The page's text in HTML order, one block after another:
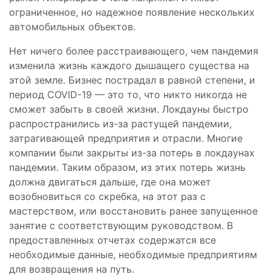
ограниченное, но надежное появление нескольких
автомобильных объектов.
Нет ничего более расстраивающего, чем пандемия
изменила жизнь каждого дышащего существа на
этой земле. Бизнес пострадал в равной степени, и
период COVID-19 — это то, что никто никогда не
сможет забыть в своей жизни. Локдауны быстро
распространились из-за растущей пандемии,
затрагивающей предприятия и отрасли. Многие
компании были закрыты из-за потерь в локдаунах
пандемии. Таким образом, из этих потерь жизнь
должна двигаться дальше, где она может
возобновиться со скребка, на этот раз с
мастерством, или восстановить ранее запущенное
занятие с соответствующим руководством. В
предоставленных отчетах содержатся все
необходимые данные, необходимые предприятиям
для возвращения на путь.